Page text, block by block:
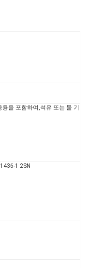
을 포함하여,석유 또는 물 기
1 2SN